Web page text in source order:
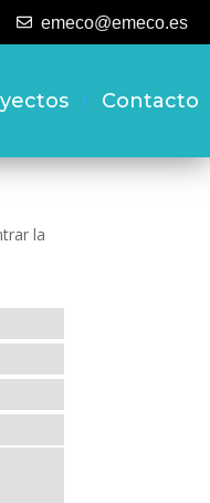
emeco@emeco.es
Contacto